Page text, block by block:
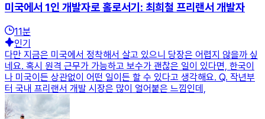
미국에서 1인 개발자로 홀로서기: 최희철 프리랜서 개발자
11분
인기
다만 지금은 미국에서 정착해서 살고 있으니 당장은 어렵지 않을까 싶
네요. 혹시 원격 근무가 가능하고 보수가 괜찮은 일이 있다면, 한국이
나 미국이든 상관없이 어떤 일이든 할 수 있다고 생각해요. Q. 작년부
터 국내 프리랜서 개발 시장은 많이 얼어붙은 느낌인데,